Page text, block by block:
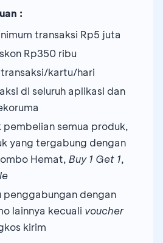
:
transaksi Rp5 juta
Rp350 ribu
transaksi/kartu/hari
di seluruh aplikasi dan
pembelian semua produk,
yang tergabung dengan
Hemat, Buy 1 Get 1,
penggabungan dengan
lainnya kecuali voucher
kirim